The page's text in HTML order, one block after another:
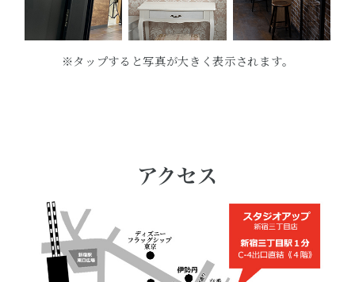
※タップすると写真が大きく表示されます。
アクセス